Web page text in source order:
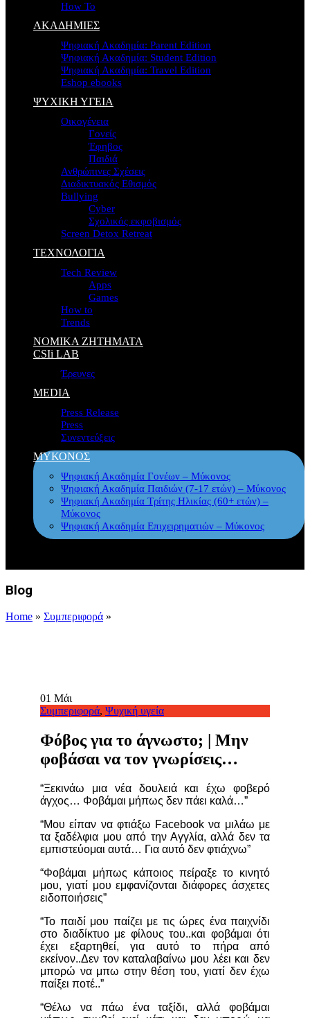
How To
ΑΚΑΔΗΜΙΕΣ
Ψηφιακή Ακαδημία: Parent Edition
Ψηφιακή Ακαδημία: Student Edition
Ψηφιακή Ακαδημία: Travel Edition
Eshop ebooks
ΨΥΧΙΚΗ ΥΓΕΙΑ
Οικογένεια
Γονείς
Έφηβος
Παιδιά
Ανθρώπινες Σχέσεις
Διαδικτυακός Εθισμός
Bullying
Cyber
Σχολικός εκφοβισμός
Screen Detox Retreat
ΤΕΧΝΟΛΟΓΙΑ
Tech Review
Apps
Games
How to
Trends
ΝΟΜΙΚΑ ΖΗΤΗΜΑΤΑ
CSIi LAB
Έρευνες
MEDIA
Press Release
Press
Συνεντεύξεις
ΜΥΚΟΝΟΣ
Ψηφιακή Ακαδημία Γονέων – Μύκονος
Ψηφιακή Ακαδημία Παιδιών (7-17 ετών) – Μύκονος
Ψηφιακή Ακαδημία Τρίτης Ηλικίας (60+ ετών) –
Μύκονος
Ψηφιακή Ακαδημία Επιχειρηματιών – Μύκονος
Blog
Home » Συμπεριφορά »
01 Μάι
Συμπεριφορά, Ψυχική υγεία
Φόβος για το άγνωστο; | Μην
φοβάσαι να τον γνωρίσεις…
“Ξεκινάω μια νέα δουλειά και έχω φοβερό
άγχος… Φοβάμαι μήπως δεν πάει καλά…”
“Μου είπαν να φτιάξω Facebook να μιλάω με
τα ξαδέλφια μου από την Αγγλία, αλλά δεν τα
εμπιστεύομαι αυτά… Για αυτό δεν φτιάχνω”
“Φοβάμαι μήπως κάποιος πείραξε το κινητό
μου, γιατί μου εμφανίζονται διάφορες άσχετες
ειδοποιήσεις”
“Το παιδί μου παίζει με τις ώρες ένα παιχνίδι
στο διαδίκτυο με φίλους του..και φοβάμαι ότι
έχει εξαρτηθεί, για αυτό το πήρα από
εκείνον..Δεν τον καταλαβαίνω μου λέει και δεν
μπορώ να μπω στην θέση του, γιατί δεν έχω
παίξει ποτέ..”
“Θέλω να πάω ένα ταξίδι, αλλά φοβάμαι